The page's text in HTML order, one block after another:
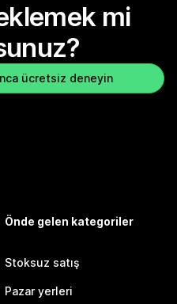
mi
ücretsiz deneyin
Önde gelen kategoriler
Stoksuz satış
Pazar yerleri